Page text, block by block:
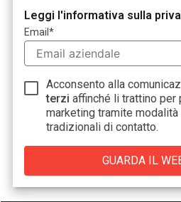
Leggi l'informativa sulla
Email*
Acconsento alla
terzi affinché li trattino per
marketing tramite
tradizionali di contatto.